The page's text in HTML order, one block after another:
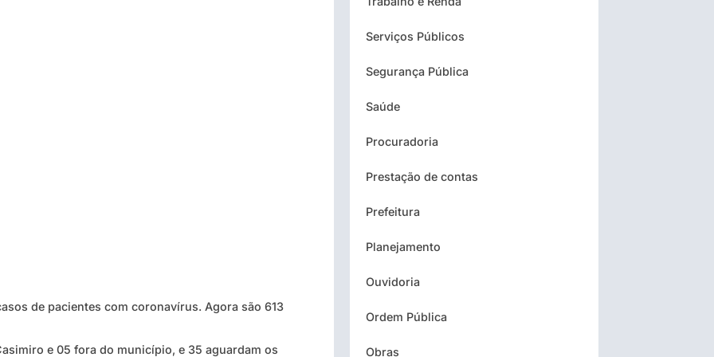
de pacientes com coronavírus. Agora são 613
e 05 fora do município, e 35 aguardam os
Serviços Públicos
Segurança Pública
Saúde
Procuradoria
Prestação de contas
Prefeitura
Planejamento
Ouvidoria
Ordem Pública
Obras